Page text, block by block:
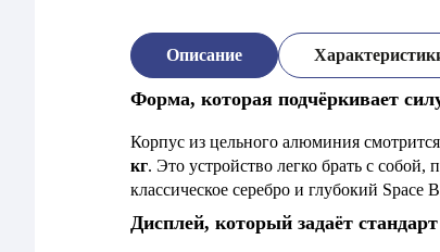
Описание
Форма, которая подчёркивает
Корпус из цельного алюминия
кг. Это устройство легко брать с
классическое серебро и глубокий
Дисплей, который задаёт стандарт